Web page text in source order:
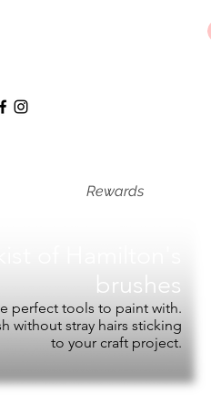
Rewards
brushes
perfect tools to paint with.
without stray hairs sticking
to your craft project.